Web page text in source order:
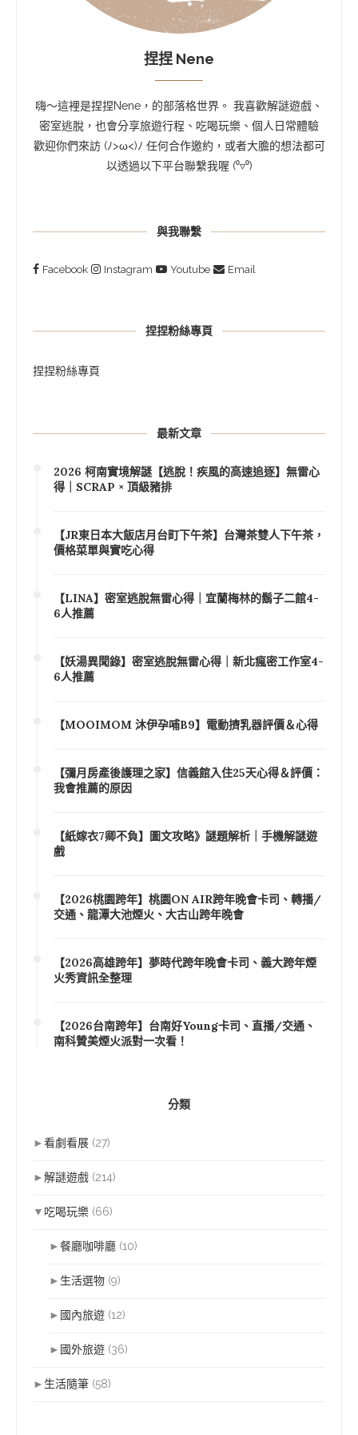
捏捏 Nene
嗨～這裡是捏捏Nene，的部落格世界。 我喜歡解謎遊戲、
密室逃脫，也會分享旅遊行程、吃喝玩樂、個人日常體驗
歡迎你們來訪 (ﾉ>ω<)ﾉ 任何合作邀約，或者大膽的想法都可
以透過以下平台聯繫我喔 (⁰▿⁰)
與我聯繫
Facebook Instagram Youtube Email
捏捏粉絲專頁
捏捏粉絲專頁
最新文章
2026 柯南實境解謎【逃脫！疾風的高速追逐】無雷心
得｜SCRAP × 頂級豬排
【JR東日本大飯店月台町下午茶】台灣茶雙人下午茶，
價格菜單與實吃心得
【LINA】密室逃脫無雷心得｜宜蘭梅林的鬍子二館4-
6人推薦
【妖湯異聞錄】密室逃脫無雷心得｜新北瘋密工作室4-
6人推薦
【MOOIMOM 沐伊孕哺B9】電動擠乳器評價＆心得
【彌月房產後護理之家】信義館入住25天心得＆評價：
我會推薦的原因
【紙嫁衣7卿不負】圖文攻略》謎題解析｜手機解謎遊
戲
【2026桃園跨年】桃園ON AIR跨年晚會卡司、轉播/
交通、龍潭大池煙火、大古山跨年晚會
【2026高雄跨年】夢時代跨年晚會卡司、義大跨年煙
火秀資訊全整理
【2026台南跨年】台南好Young卡司、直播/交通、
南科贊美煙火派對一次看！
分類
►看劇看展 (27)
►解謎遊戲 (214)
▼ 吃喝玩樂 (66)
►餐廳咖啡廳 (10)
► 生活選物 (9)
► 國內旅遊 (12)
► 國外旅遊 (36)
► 生活隨筆 (58)